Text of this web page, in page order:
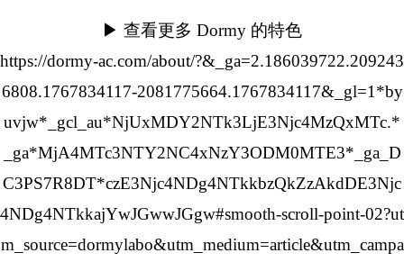
▶ 查看更多 Dormy 的特色
https://dormy-ac.com/about/?&_ga=2.186039722.209243
6808.1767834117-2081775664.1767834117&_gl=1*by
uvjw*_gcl_au*NjUxMDY2NTk3LjE3Njc4MzQxMTc.*
_ga*MjA4MTc3NTY2NC4xNzY3ODM0MTE3*_ga_D
C3PS7R8DT*czE3Njc4NDg4NTkkbzQkZzAkdDE3Njc
4NDg4NTkkajYwJGwwJGgw#smooth-scroll-point-02?ut
m_source=dormylabo&utm_medium=article&utm_campa